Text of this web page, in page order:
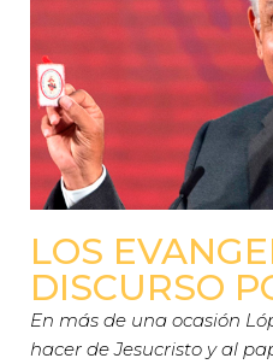
LOS
DISCURSO
En más de una ocasión
hacer de Jesucristo y al